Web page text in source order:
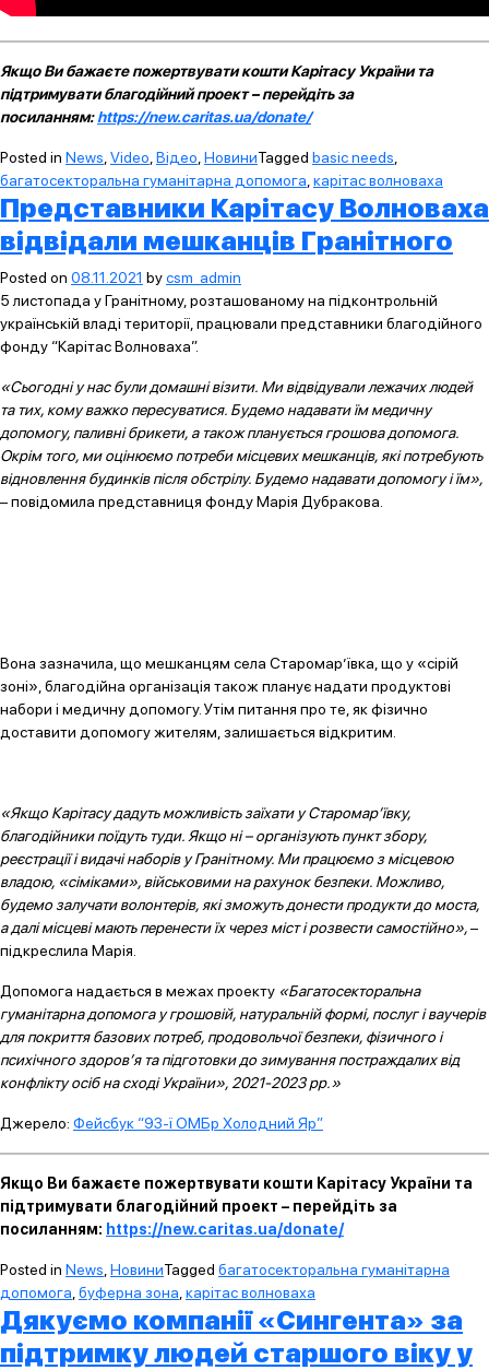
Якщо Ви бажаєте пожертвувати кошти Карітасу України та
підтримувати благодійний проект – перейдіть за
посиланням:https://new.caritas.ua/donate/
Posted in News Video Відео НовиниTagged basic needs
багатосекторальна гуманітарна допомога карітас волноваха
Представники Карітасу Волноваха
відвідали мешканців Гранітного
Posted on 08.11.2021 bycsm_admin
5 листопада у Гранітному, розташованому на підконтрольній
українській владі території, працювали представники благодійного
фонду “Карітас Волноваха”.
«Сьогодні у нас були домашні візити. Ми відвідували лежачих людей
та тих, кому важко пересуватися. Будемо надавати їм медичну
допомогу, паливні брикети, а також планується грошова допомога.
Окрім того, ми оцінюємо потреби місцевих мешканців, які потребують
відновлення будинків після обстрілу. Будемо надавати допомогу і їм»,
– повідомила представниця фонду Марія Дубракова.
Вона зазначила, що мешканцям села Старомар’ївка, що у «сірій
зоні», благодійна організація також планує надати продуктові
набори і медичну допомогу. Утім питання про те, як фізично
доставити допомогу жителям, залишається відкритим.
«Якщо Карітасу дадуть можливість заїхати у Старомар’ївку,
благодійники поїдуть туди. Якщо ні – організують пункт збору,
реєстрації і видачі наборів у Гранітному. Ми працюємо з місцевою
владою, «сіміками», військовими на рахунок безпеки. Можливо,
будемо залучати волонтерів, які зможуть донести продукти до моста,
а далі місцеві мають перенести їх через міст і розвести самостійно»,–
підкреслила Марія.
Допомога надається в межах проекту «Багатосекторальна
гуманітарна допомога у грошовій, натуральній формі, послуг і ваучерів
для покриття базових потреб, продовольчої безпеки, фізичного і
психічного здоров’я та підготовки до зимування постраждалих від
конфлікту осіб на сході України», 2021-2023 рр.»
Джерело: Фейсбук “93-ї ОМБр Холодний Яр”
Якщо Ви бажаєте пожертвувати кошти Карітасу України та
підтримувати благодійний проект – перейдіть за
посиланням: https://new.caritas.ua/donate/
Posted in News НовиниTagged багатосекторальна гуманітарна
допомога буферна зона карітас волноваха
Дякуємо компанії «Сингента» за
підтримку людей старшого віку у